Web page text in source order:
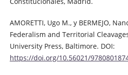
AMORETTI, Ugo M., y BERMEJO,
Federalism and Territorial
University Press, Baltimore. DOI:
https://doi.org/10.56021/